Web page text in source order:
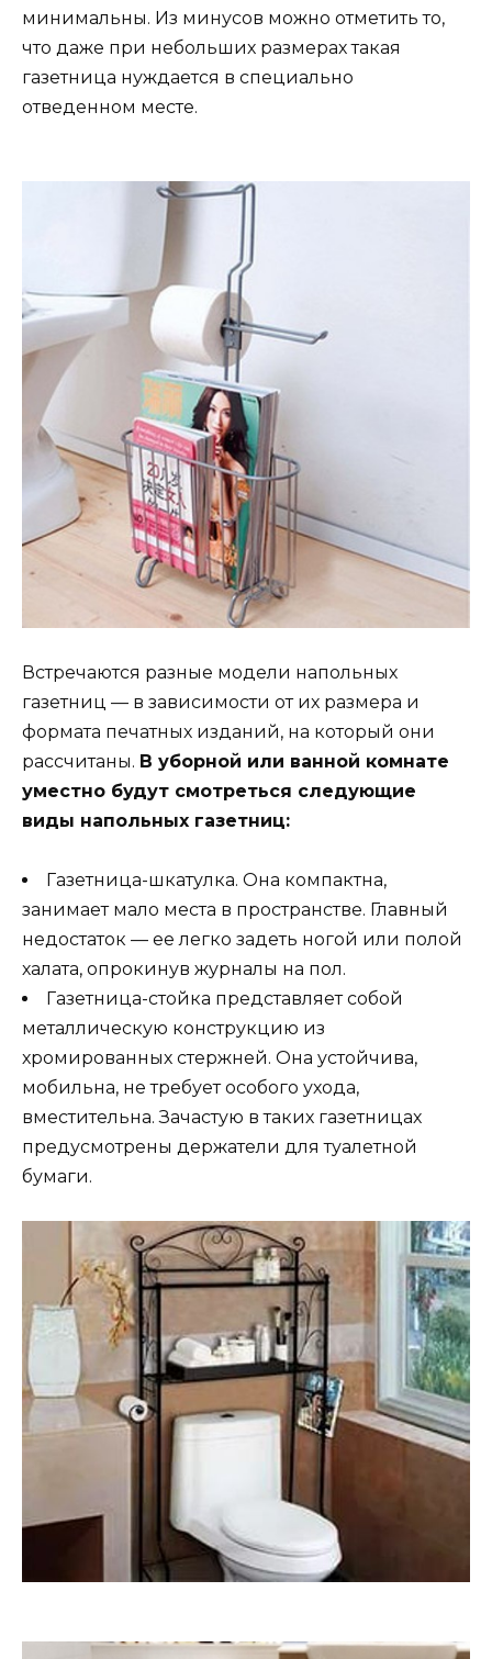
минимальны. Из минусов можно отметить то,
что даже при небольших размерах такая
газетница нуждается в специально
отведенном месте.
Встречаются разные модели напольных
газетниц — в зависимости от их размера и
формата печатных изданий, на который они
рассчитаны. В уборной или ванной комнате
уместно будут смотреться следующие
виды напольных газетниц:
Газетница-шкатулка. Она компактна,
занимает мало места в пространстве. Главный
недостаток — ее легко задеть ногой или полой
халата, опрокинув журналы на пол.
Газетница-стойка представляет собой
металлическую конструкцию из
хромированных стержней. Она устойчива,
мобильна, не требует особого ухода,
вместительна. Зачастую в таких газетницах
предусмотрены держатели для туалетной
бумаги.